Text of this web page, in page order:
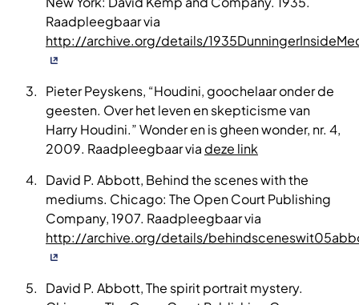
Raadpleegbaar via
http://archive.org/details/
Pieter Peyskens, “Houdini, goochelaar onder de
geesten. Over het leven en skepticisme van
Harry Houdini.” Wonder en is gheen wonder, nr. 4,
2009. Raadpleegbaar via deze link
David P. Abbott, Behind the scenes with the
mediums. Chicago: The Open Court Publishing
Company, 1907. Raadpleegbaar via
http://archive.org/details/
David P. Abbott, The spirit portrait mystery.